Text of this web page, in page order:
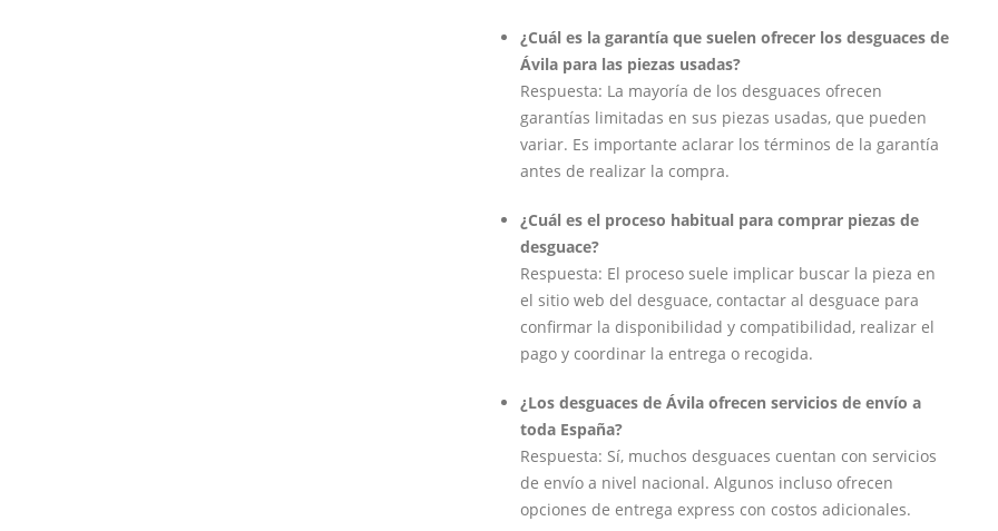
¿Cuál es la garantía que suelen ofrecer los desguaces de
Ávila para las piezas usadas?
Respuesta: La mayoría de los desguaces ofrecen
garantías limitadas en sus piezas usadas, que pueden
variar. Es importante aclarar los términos de la garantía
antes de realizar la compra.
¿Cuál es el proceso habitual para comprar piezas de
desguace?
Respuesta: El proceso suele implicar buscar la pieza en
el sitio web del desguace, contactar al desguace para
confirmar la disponibilidad y compatibilidad, realizar el
pago y coordinar la entrega o recogida.
¿Los desguaces de Ávila ofrecen servicios de envío a
toda España?
Respuesta: Sí, muchos desguaces cuentan con servicios
de envío a nivel nacional. Algunos incluso ofrecen
opciones de entrega express con costos adicionales.